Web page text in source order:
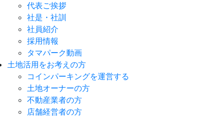
代表ご挨拶
社是・社訓
社員紹介
採用情報
タマパーク動画
土地活用をお考えの方
コインパーキングを運営する
土地オーナーの方
不動産業者の方
店舗経営者の方